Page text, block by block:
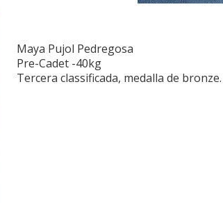
Maya Pujol Pedregosa
Pre-Cadet -40kg
Tercera classificada, medalla de bronze.